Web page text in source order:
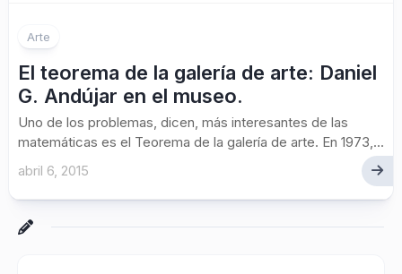
Arte
El teorema de la galería de arte: Daniel
G. Andújar en el museo.
Uno de los problemas, dicen, más interesantes de las
matemáticas es el Teorema de la galería de arte. En 1973,...
abril 6, 2015